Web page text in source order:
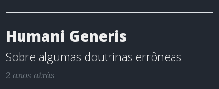
Humani Generis
Sobre algumas doutrinas errôneas
2 anos atrás